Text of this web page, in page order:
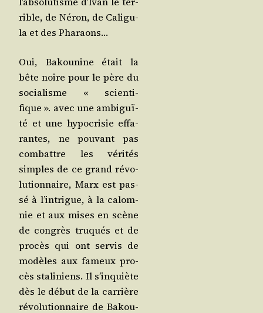
rible, de Néron, de Cali­gu­
la et des Pharaons…
Oui, Bakou­nine était la
bête noire pour le père du
socia­lisme « scien­ti­
fique ». avec une ambi­guï­
té et une hypo­cri­sie effa­
rantes, ne pou­vant pas
com­battre les véri­tés
simples de ce grand révo­
lu­tion­naire, Marx est pas­
sé à l’in­trigue, à la calom­
nie et aux mises en scène
de congrès tru­qués et de
pro­cès qui ont ser­vis de
modèles aux fameux pro­
cès sta­li­niens. Il s’in­quiète
dès le début de la car­rière
révo­lu­tion­naire de Bakou­